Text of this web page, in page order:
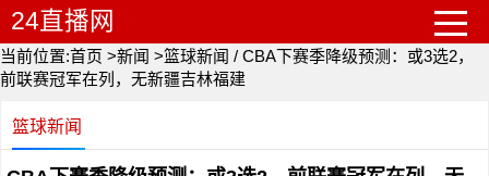
24直播网
当前位置:首页 >新闻 >篮球新闻 / CBA下赛季降级预测：或3选2，
前联赛冠军在列，无新疆吉林福建
篮球新闻